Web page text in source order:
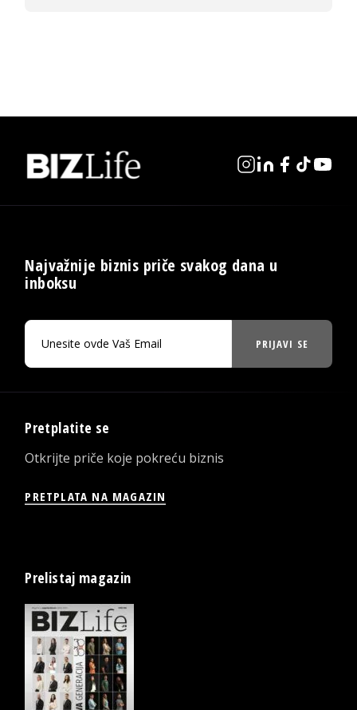
Najvažnije biznis priče svakog dana u
inboksu
PRIJAVI SE
Pretplatite se
Otkrijte priče koje pokreću biznis
PRETPLATA NA MAGAZIN
Prelistaj magazin